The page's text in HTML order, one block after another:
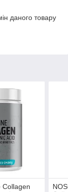
даного товару
Collagen